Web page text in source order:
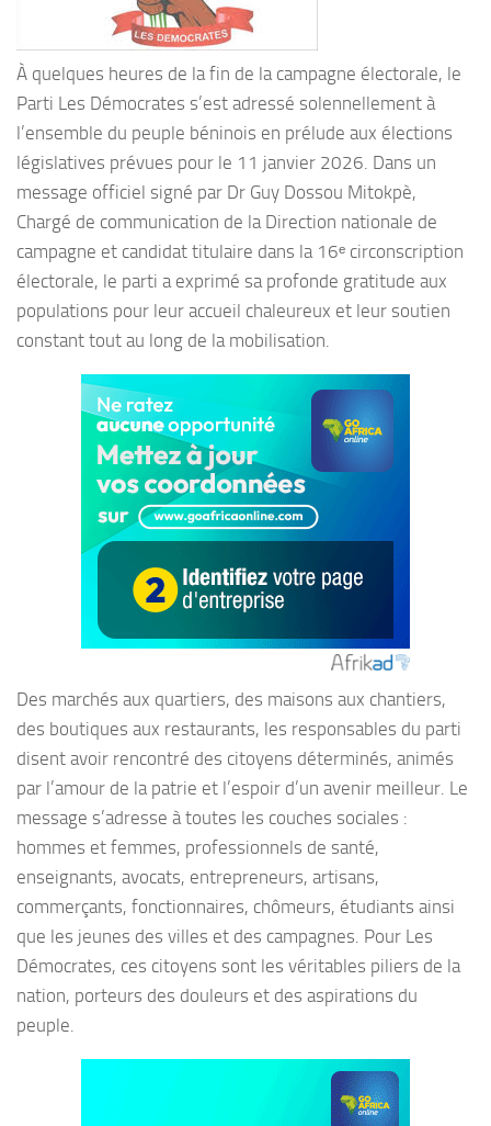
À quelques heures de la fin de la campagne électorale, le
Parti Les Démocrates s’est adressé solennellement à
l’ensemble du peuple béninois en prélude aux élections
législatives prévues pour le 11 janvier 2026. Dans un
message officiel signé par Dr Guy Dossou Mitokpè,
Chargé de communication de la Direction nationale de
campagne et candidat titulaire dans la 16ᵉ circonscription
électorale, le parti a exprimé sa profonde gratitude aux
populations pour leur accueil chaleureux et leur soutien
constant tout au long de la mobilisation.
Des marchés aux quartiers, des maisons aux chantiers,
des boutiques aux restaurants, les responsables du parti
disent avoir rencontré des citoyens déterminés, animés
par l’amour de la patrie et l’espoir d’un avenir meilleur. Le
message s’adresse à toutes les couches sociales :
hommes et femmes, professionnels de santé,
enseignants, avocats, entrepreneurs, artisans,
commerçants, fonctionnaires, chômeurs, étudiants ainsi
que les jeunes des villes et des campagnes. Pour Les
Démocrates, ces citoyens sont les véritables piliers de la
nation, porteurs des douleurs et des aspirations du
peuple.